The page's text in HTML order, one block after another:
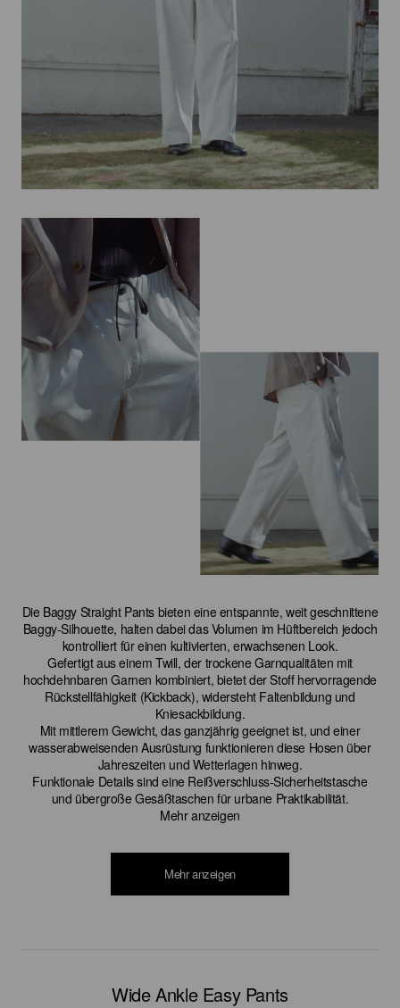
Die Baggy Straight Pants bieten eine entspannte, weit geschnittene
Baggy-Silhouette, halten dabei das Volumen im Hüftbereich jedoch
kontrolliert für einen kultivierten, erwachsenen Look.
Gefertigt aus einem Twill, der trockene Garnqualitäten mit
hochdehnbaren Garnen kombiniert, bietet der Stoff hervorragende
Rückstellfähigkeit (Kickback), widersteht Faltenbildung und
Kniesackbildung.
Mit mittlerem Gewicht, das ganzjährig geeignet ist, und einer
wasserabweisenden Ausrüstung funktionieren diese Hosen über
Jahreszeiten und Wetterlagen hinweg.
Funktionale Details sind eine Reißverschluss-Sicherheitstasche
und übergroße Gesäßtaschen für urbane Praktikabilität.
Mehr anzeigen
Mehr anzeigen
Wide Ankle Easy Pants